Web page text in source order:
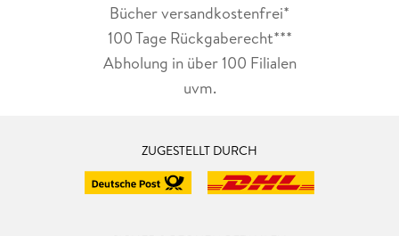
Bücher versandkostenfrei*
100 Tage Rückgaberecht***
Abholung in über 100 Filialen
uvm.
ZUGESTELLT DURCH